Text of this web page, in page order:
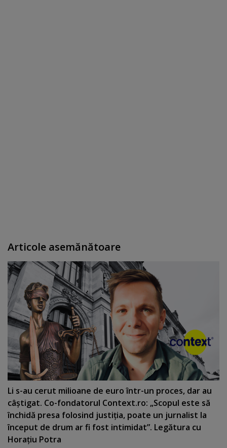
Articole asemănătoare
Li s-au cerut milioane de euro într-un proces, dar au
câştigat. Co-fondatorul Context.ro: „Scopul este să
închidă presa folosind justiţia, poate un jurnalist la
început de drum ar fi fost intimidat”. Legătura cu
Horaţiu Potra